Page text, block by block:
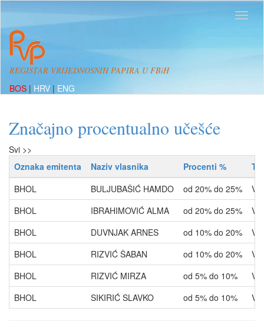
REGISTAR VRIJEDNOSNIH PAPIRA U FBiH
BOS | HRV | ENG
Značajno procentualno učešće
Svi >>
Oznaka emitenta
Naziv vlasnika Procenti %
BHOL
BULJUBAŠIĆ HAMDO od 20% do 25%
BHOL
IBRAHIMOVIĆ ALMA od 20% do 25%
BHOL
DUVNJAK ARNES od 10% do 20%
BHOL
RIZVIĆ ŠABAN od 10% do 20%
BHOL
RIZVIĆ MIRZA od 5% do 10%
BHOL
SIKIRIĆ SLAVKO od 5% do 10%